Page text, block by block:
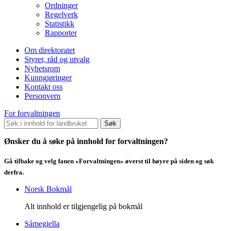
Ordninger
Regelverk
Statistikk
Rapporter
Om direktoratet
Styrer, råd og utvalg
Nyhetsrom
Kunngjøringer
Kontakt oss
Personvern
For forvaltningen
Søk
Ønsker du å søke på innhold for forvaltningen?
Gå tilbake og velg fanen «Forvaltningen» øverst til høyre på siden og søk
derfra.
Norsk Bokmål
Alt innhold er tilgjengelig på bokmål
Sámegiella